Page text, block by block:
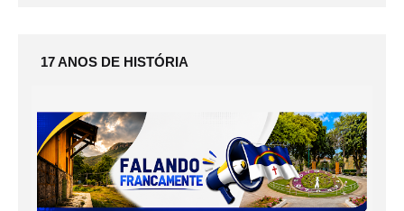
17 ANOS DE HISTÓRIA